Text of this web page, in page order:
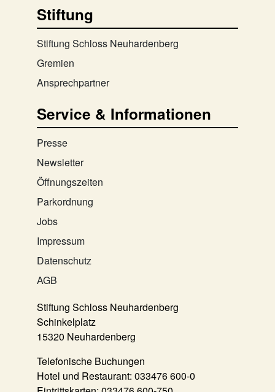
Stiftung
Stiftung Schloss Neuhardenberg
Gremien
Ansprechpartner
Service & Informationen
Presse
Newsletter
Öffnungszeiten
Parkordnung
Jobs
Impressum
Datenschutz
AGB
Stiftung Schloss Neuhardenberg
Schinkelplatz
15320 Neuhardenberg
Telefonische Buchungen
Hotel und Restaurant: 033476 600-0